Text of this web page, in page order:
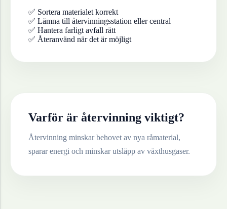
✅ Sortera materialet korrekt
✅ Lämna till återvinningsstation eller central
✅ Hantera farligt avfall rätt
✅ Återanvänd när det är möjligt
Varför är återvinning viktigt?
Återvinning minskar behovet av nya råmaterial,
sparar energi och minskar utsläpp av växthusgaser.